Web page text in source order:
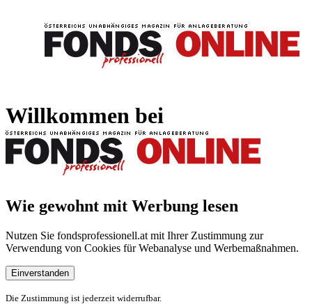
Willkommen bei
Wie gewohnt mit Werbung lesen
Nutzen Sie fondsprofessionell.at mit Ihrer Zustimmung zur
Verwendung von Cookies für Webanalyse und Werbemaßnahmen.
Einverstanden
Die Zustimmung ist jederzeit widerrufbar.